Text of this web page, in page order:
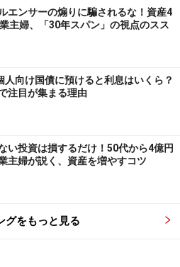
のは前の日の勤務時間終了時
せておきます。翌朝から全速力
です。朝のスタートが遅いの
から今日の業務スケジュール
し、コーヒーを飲んだりして
スタートできない人も要注意
エンサーの煽りに騙されるな！資産4
主婦、「30年スパン」の視点のスス
人向け国債に預けると利息はいくら？
注目が集まる理由
い投資は損するだけ！50代から4億円
主婦が説く、資産を増やすコツ
グをもっと見る